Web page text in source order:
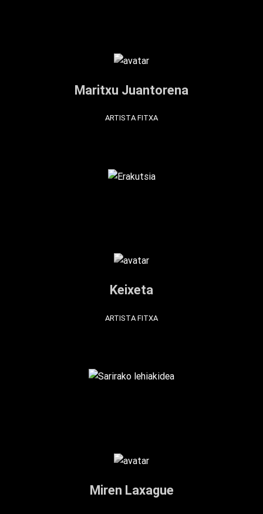
Maritxu Juantorena
ARTISTA FITXA
Keixeta
ARTISTA FITXA
Miren Laxague